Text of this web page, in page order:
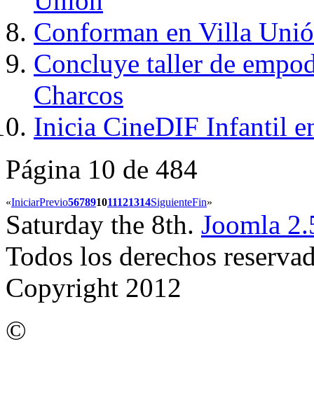
Conforman en Villa
Concluye taller de
Charcos
Inicia CineDIF Infantil
Página 10 de 484
«IniciarPrevio567891011121314SiguienteFin»
Saturday the 8th. Joomla
Todos los derechos
Copyright 2012
©